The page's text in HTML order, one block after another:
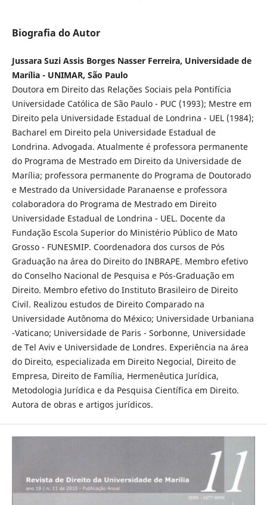
Biografia do Autor
Jussara Suzi Assis Borges Nasser Ferreira, Universidade de
Marília - UNIMAR, São Paulo
Doutora em Direito das Relações Sociais pela Pontifícia
Universidade Católica de São Paulo - PUC (1993); Mestre em
Direito pela Universidade Estadual de Londrina - UEL (1984);
Bacharel em Direito pela Universidade Estadual de
Londrina. Advogada. Atualmente é professora permanente
do Programa de Mestrado em Direito da Universidade de
Marília; professora permanente do Programa de Doutorado
e Mestrado da Universidade Paranaense e professora
colaboradora do Programa de Mestrado em Direito
Universidade Estadual de Londrina - UEL. Docente da
Fundação Escola Superior do Ministério Público de Mato
Grosso - FUNESMIP. Coordenadora dos cursos de Pós
Graduação na área do Direito do INBRAPE. Membro efetivo
do Conselho Nacional de Pesquisa e Pós-Graduação em
Direito. Membro efetivo do Instituto Brasileiro de Direito
Civil. Realizou estudos de Direito Comparado na
Universidade Autônoma do México; Universidade Urbaniana
-Vaticano; Universidade de Paris - Sorbonne, Universidade
de Tel Aviv e Universidade de Londres. Experiência na área
do Direito, especializada em Direito Negocial, Direito de
Empresa, Direito de Família, Hermenêutica Jurídica,
Metodologia Jurídica e da Pesquisa Científica em Direito.
Autora de obras e artigos jurídicos.